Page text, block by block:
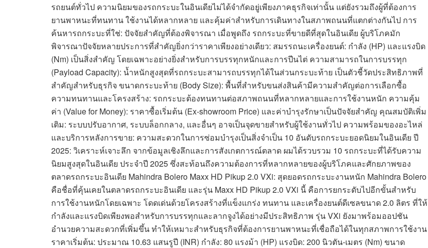
รถยนต์ทั่วไป ความนิยมของรถกระบะในอินเดียไม่ได้จำกัดอยู่เพียงภาคธุรกิจเท่านั้น แต่ยังรวมถึงผู้ที่ต้องการ
ยานพาหนะที่ทนทาน ใช้งานได้หลากหลาย และคุ้มค่าสำหรับการเดินทางในสภาพถนนที่แตกต่างกันไป การ
ค้นหารถกระบะที่ใช่: ปัจจัยสำคัญที่ต้องพิจารณา เมื่อพูดถึง รถกระบะที่ขายดีที่สุดในอินเดีย ผู้บริโภคมัก
พิจารณาปัจจัยหลายประการที่สำคัญยิ่งกว่าราคาเพียงอย่างเดียว: สมรรถนะเครื่องยนต์: กำลัง (HP) และแรงบิด
(Nm) เป็นสิ่งสำคัญ โดยเฉพาะอย่างยิ่งสำหรับการบรรทุกหนักและการปีนไต่ ความสามารถในการบรรทุก
(Payload Capacity): น้ำหนักสูงสุดที่รถกระบะสามารถบรรทุกได้ในส่วนกระบะท้าย เป็นตัวชี้วัดประสิทธิภาพที่
สำคัญสำหรับธุรกิจ ขนาดกระบะท้าย (Body Size): พื้นที่สำหรับขนส่งสินค้ามีความสำคัญต่อการเลือกซื้อ
ความทนทานและโครงสร้าง: รถกระบะต้องทนทานต่อสภาพถนนที่หลากหลายและการใช้งานหนัก ความคุ้ม
ค่า (Value for Money): ราคาซื้อเริ่มต้น (Ex-showroom Price) และค่าบำรุงรักษาเป็นปัจจัยสำคัญ คุณสมบัติเพิ่ม
เติม: ระบบปรับอากาศ, ระบบล็อกกลาง, และอื่นๆ อาจเป็นจุดขายสำหรับผู้ใช้งานทั่วไป ความพร้อมของอะไหล่
และบริการหลังการขาย: ความสะดวกในการซ่อมบำรุงเป็นสิ่งจำเป็น 10 อันดับรถกระบะยอดนิยมในอินเดีย ปี
2025: วิเคราะห์เจาะลึก จากข้อมูลเชิงลึกและการสังเกตการณ์ตลาด ผมได้รวบรวม 10 รถกระบะที่ได้รับความ
นิยมสูงสุดในอินเดีย ประจำปี 2025 ซึ่งสะท้อนถึงความต้องการที่หลากหลายของผู้บริโภคและศักยภาพของ
ตลาดรถกระบะอินเดีย Mahindra Bolero Maxx HD Pikup 2.0 VXi: สุดยอดรถกระบะงานหนัก Mahindra Bolero
คือชื่อที่คุ้นเคยในตลาดรถกระบะอินเดีย และรุ่น Maxx HD Pikup 2.0 VXi นี้ คือการยกระดับไปอีกขั้นสำหรับ
การใช้งานหนักโดยเฉพาะ โดดเด่นด้วยโครงสร้างที่แข็งแกร่ง ทนทาน และเครื่องยนต์ดีเซลขนาด 2.0 ลิตร ที่ให้
กำลังและแรงบิดเพียงพอสำหรับการบรรทุกและลากจูงได้อย่างมีประสิทธิภาพ รุ่น VXi ยังมาพร้อมออปชัน
อำนวยความสะดวกที่เพิ่มขึ้น ทำให้เหมาะสำหรับธุรกิจที่ต้องการยานพาหนะที่เชื่อถือได้ในทุกสภาพการใช้งาน
ราคาเริ่มต้น: ประมาณ 10.63 แสนรูปี (INR) กำลัง: 80 แรงม้า (HP) แรงบิด: 200 นิวตัน-เมตร (Nm) ขนาด